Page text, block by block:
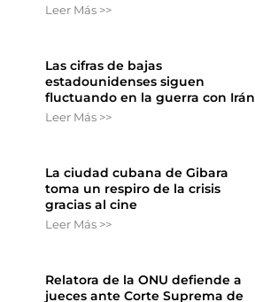
Leer Más >>
Las cifras de bajas
estadounidenses siguen
fluctuando en la guerra con Irán
Leer Más >>
La ciudad cubana de Gibara
toma un respiro de la crisis
gracias al cine
Leer Más >>
Relatora de la ONU defiende a
jueces ante Corte Suprema de